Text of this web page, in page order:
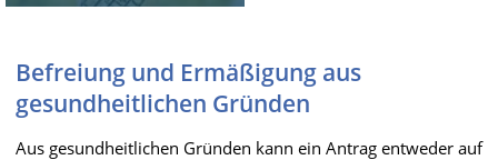
Befreiung und Ermäßigung aus
gesundheitlichen Gründen
Aus gesundheitlichen Gründen kann ein Antrag entweder auf